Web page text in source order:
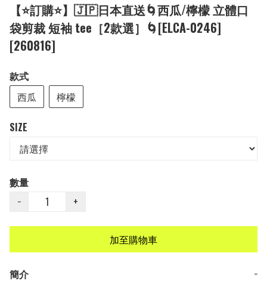
【⭐訂購⭐】🇯🇵日本直送🌀西瓜/檸檬 立體口
袋剪裁 短袖 tee［2款選］🌀[ELCA-0246]
[260816]
款式
西瓜
檸檬
SIZE
數量
−
+
加至購物車
簡介
−